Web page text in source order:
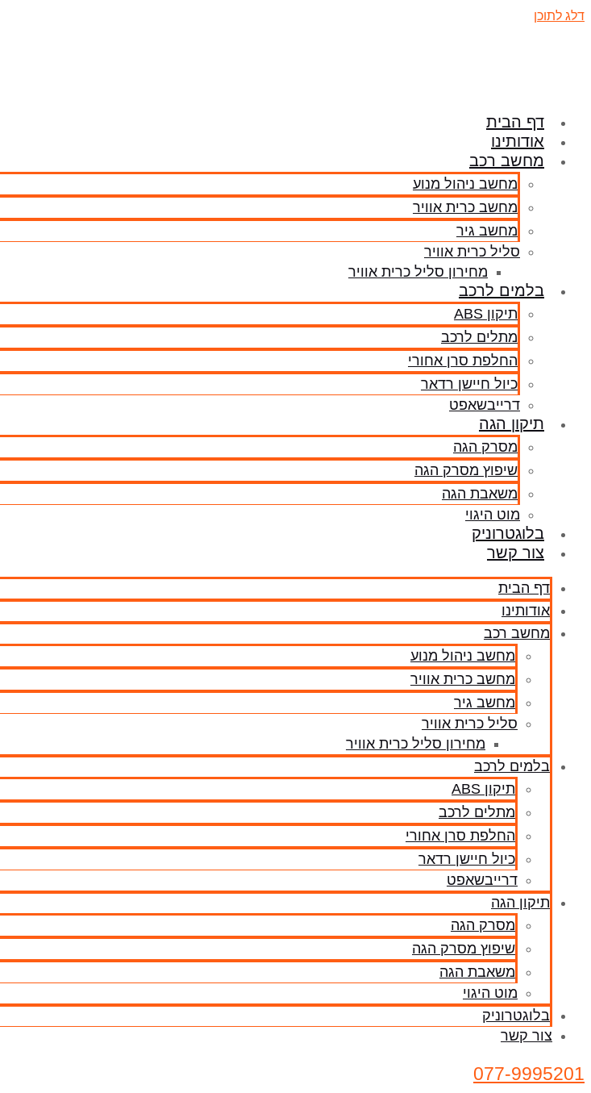
דלג לתוכן
דף הבית
אודותינו
מחשב רכב
מחשב ניהול מנוע
מחשב כרית אוויר
מחשב גיר
סליל כרית אוויר
מחירון סליל כרית אוויר
בלמים לרכב
תיקון ABS
מתלים לרכב
החלפת סרן אחורי
כיול חיישן רדאר
דרייבשאפט
תיקון הגה
מסרק הגה
שיפוץ מסרק הגה
משאבת הגה
מוט היגוי
בלוגטרוניק
צור קשר
דף הבית
אודותינו
מחשב רכב
מחשב ניהול מנוע
מחשב כרית אוויר
מחשב גיר
סליל כרית אוויר
מחירון סליל כרית אוויר
בלמים לרכב
תיקון ABS
מתלים לרכב
החלפת סרן אחורי
כיול חיישן רדאר
דרייבשאפט
תיקון הגה
מסרק הגה
שיפוץ מסרק הגה
משאבת הגה
מוט היגוי
בלוגטרוניק
צור קשר
077-9995201